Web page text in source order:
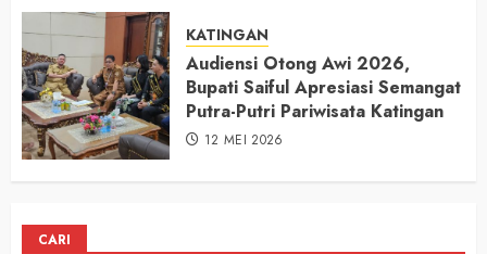
KATINGAN
Audiensi Otong Awi 2026,
Bupati Saiful Apresiasi Semangat
Putra-Putri Pariwisata Katingan
12 MEI 2026
CARI